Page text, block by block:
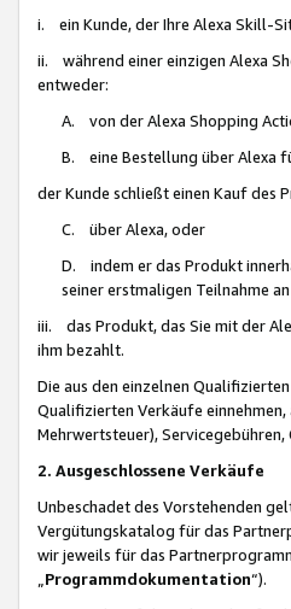
i. ein Kunde, der Ihre Alexa Skill-
ii. während einer einzigen Alexa
entweder:
A. von der Alexa Shopping
B. eine Bestellung über Alexa
der Kunde schließt einen Kauf des
C. über Alexa, oder
D. indem er das Produkt
seiner erstmaligen Teilnahme
iii. das Produkt, das Sie mit der
ihm bezahlt.
Die aus den einzelnen
Qualifizierten Verkäufe
Mehrwertsteuer),
2. Ausgeschlossene Verkäufe
Unbeschadet des Vorstehenden
Vergütungskatalog für das
wir jeweils für das
Programmdokumentation“).